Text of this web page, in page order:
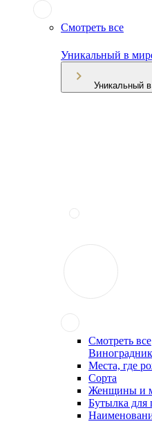
Смотреть все
Уникальный в
Уникальный
Смотреть все
Места, где
Сорта
Женщины и
Бутылка для